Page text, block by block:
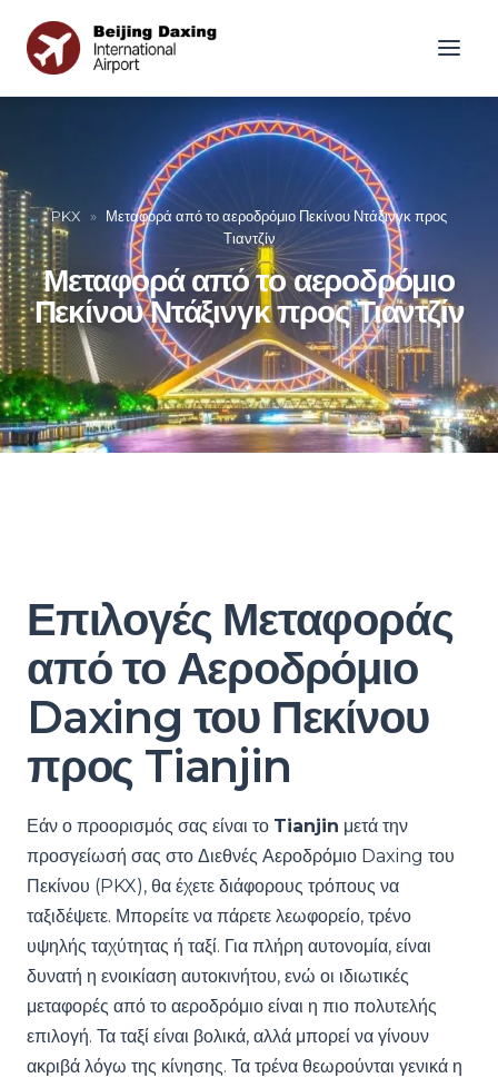
PKX » Μεταφορά από το αεροδρόμιο Πεκίνου Ντάξινγκ προς
Τιαντζίν
Μεταφορά από το αεροδρόμιο
Πεκίνου Ντάξινγκ προς Τιαντζίν
Επιλογές Μεταφοράς
από το Αεροδρόμιο
Daxing του Πεκίνου
προς Tianjin
Εάν ο προορισμός σας είναι το Tianjin μετά την
προσγείωσή σας στο Διεθνές Αεροδρόμιο Daxing του
Πεκίνου (PKX), θα έχετε διάφορους τρόπους να
ταξιδέψετε. Μπορείτε να πάρετε λεωφορείο, τρένο
υψηλής ταχύτητας ή ταξί. Για πλήρη αυτονομία, είναι
δυνατή η ενοικίαση αυτοκινήτου, ενώ οι ιδιωτικές
μεταφορές από το αεροδρόμιο είναι η πιο πολυτελής
επιλογή. Τα ταξί είναι βολικά, αλλά μπορεί να γίνουν
ακριβά λόγω της κίνησης. Τα τρένα θεωρούνται γενικά η